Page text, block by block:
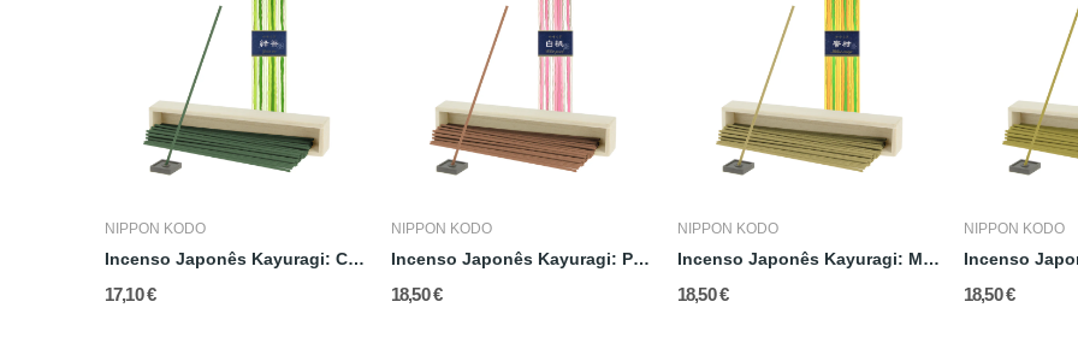
NIPPON KODO
Incenso Japonês Kayuragi: Chá Verde
17,10 €
NIPPON KODO
Incenso Japonês Kayuragi: Pêssego Branco
18,50 €
NIPPON KODO
Incenso Japonês Kayuragi: Mandarina
18,50 €
NIPPON KODO
18,50 €